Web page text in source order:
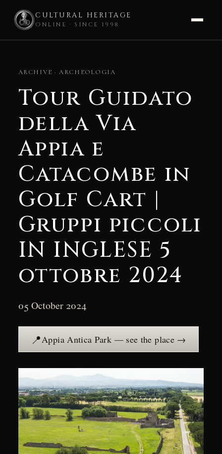
CULTURAL HERITAGE
ONLINE · SINCE 1998
contentARCHIVE · ARCHEOLOGIA
Tour Guidato
della Via
Appia e
Catacombe in
Golf Cart |
Gruppi piccoli
IN INGLESE 5
ottobre 2024
05 October 2024
📍Appia Antica Park — see the place →